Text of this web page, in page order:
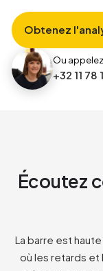
Obtenez
Ou
+32 11 78
Écoutez
La barre est
où les retards